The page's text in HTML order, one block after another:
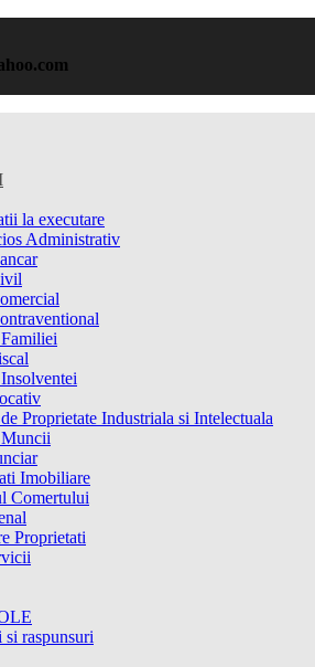
la executare
Administrativ
Proprietate Industriala si Intelectuala
Imobiliare
Comertului
Proprietati
si raspunsuri